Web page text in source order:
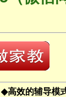
◆高效的辅导